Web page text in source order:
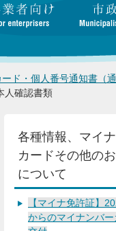
ド・個人番号通知書（通
人確認書類
各種情報、マイ
カードその他の
について
【マイナ免許証】
からのマイナンバ